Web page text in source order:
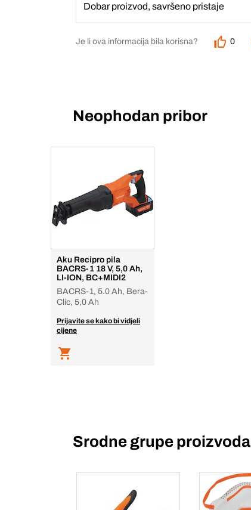
Dobar proizvod, savršeno pristaje
Je li ova informacija bila korisna? 0
Neophodan pribor
Aku Recipro pila
BACRS-1 18 V, 5,0 Ah,
LI-ION, BC+MIDI2
BACRS-1, 5.0 Ah, Bera-
Clic, 5,0 Ah
Prijavite se kako bi vidjeli
cijene
Srodne grupe proizvoda